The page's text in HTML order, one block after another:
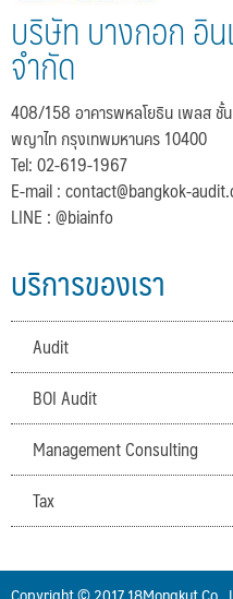
บริษัท บางกอก อิ
จำกัด
408/158 อาคารพหลโยธิน เพลส ชั้
พญาไท กรุงเทพมหานคร 10400
Tel: 02-619-1967
E-mail :contact@bangkok-
LINE : @biainfo
บริการของเรา
Audit
BOI Audit
Management Consulting
Tax